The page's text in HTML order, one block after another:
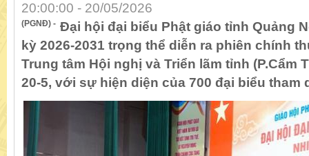
20:00:00 - 20/05/2026
(PGNĐ) - Đại hội đại biểu Phật giáo tỉnh Quảng
kỳ 2026-2031 trọng thể diễn ra phiên chính
Trung tâm Hội nghị và Triển lãm tỉnh (P.Cẩm
20-5, với sự hiện diện của 700 đại biểu tham